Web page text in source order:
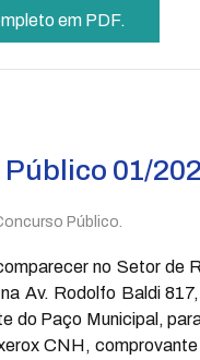
em PDF.
01/
Público.
no Setor de
Av. Rodolfo Baldi
do Paço Municipal,
CNH,